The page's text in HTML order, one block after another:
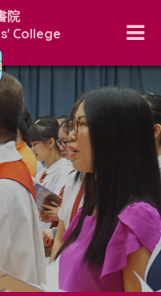
院
College